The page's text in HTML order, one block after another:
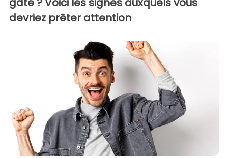
devriez prêter attention